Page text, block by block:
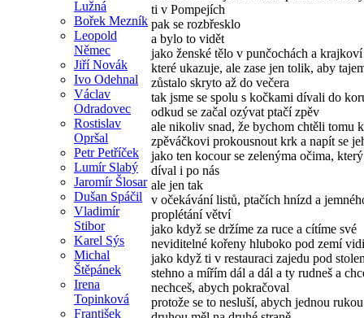
Lužná
Bořek Mezník
Leopold
Němec
Jiří Novák
Ivo Odehnal
Václav
Odradovec
Rostislav
Opršal
Petr Petříček
Lumír Slabý
Jaromír Šlosar
Dušan Spáčil
Vladimír
Stibor
Karel Sýs
Michal
Štěpánek
Irena
Topinková
František
ti v Pompejích
pak se rozbřesklo
a bylo to vidět
jako ženské tělo v punčochách a krajkoví
které ukazuje, ale zase jen tolik, aby
zůstalo skryto až do večera
tak jsme se spolu s kočkami dívali do
odkud se začal ozývat ptačí zpěv
ale nikoliv snad, že bychom chtěli tomu
zpěváčkovi prokousnout krk a napít se
jako ten kocour se zelenýma očima,
díval i po nás
ale jen tak
v očekávání listů, ptačích hnízd a
proplétání větví
jako když se držíme za ruce a cítíme své
neviditelné kořeny hluboko pod zemí
jako když ti v restauraci zajedu pod
stehno a mířím dál a dál a ty rudneš a
nechceš, abych pokračoval
protože se to nesluší, abych jednou